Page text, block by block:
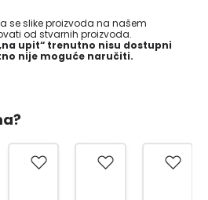
se slike proizvoda na našem
od stvarnih proizvoda.
upit“ trenutno nisu dostupni
nije moguće naručiti.